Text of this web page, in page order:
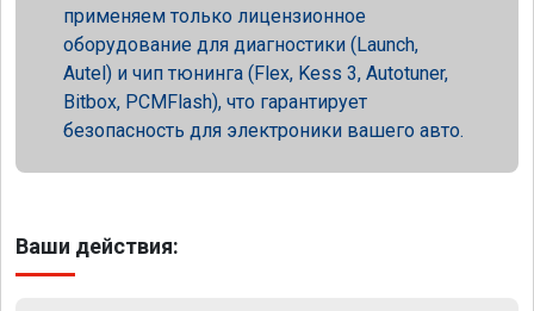
применяем только лицензионное
оборудование для диагностики (Launch,
Autel) и чип тюнинга (Flex, Kess 3, Autotuner,
Bitbox, PCMFlash), что гарантирует
безопасность для электроники вашего авто.
Ваши действия: